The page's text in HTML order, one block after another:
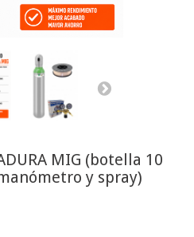
MIG (botella 10
y spray)